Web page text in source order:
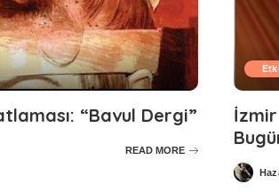
“Bavul Dergi”
READ MORE
Posted
by